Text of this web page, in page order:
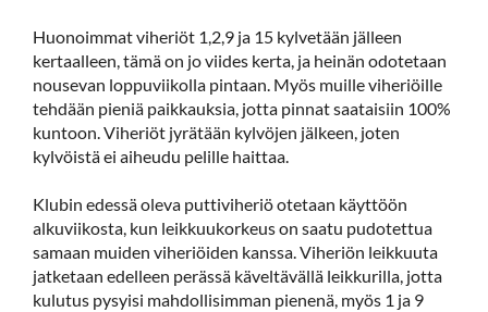
Huonoimmat viheriöt 1,2,9 ja 15 kylvetään jälleen
kertaalleen, tämä on jo viides kerta, ja heinän odotetaan
nousevan loppuviikolla pintaan. Myös muille viheriöille
tehdään pieniä paikkauksia, jotta pinnat saataisiin 100%
kuntoon. Viheriöt jyrätään kylvöjen jälkeen, joten
kylvöistä ei aiheudu pelille haittaa.
Klubin edessä oleva puttiviheriö otetaan käyttöön
alkuviikosta, kun leikkuukorkeus on saatu pudotettua
samaan muiden viheriöiden kanssa. Viheriön leikkuuta
jatketaan edelleen perässä käveltävällä leikkurilla, jotta
kulutus pysyisi mahdollisimman pienenä, myös 1 ja 9